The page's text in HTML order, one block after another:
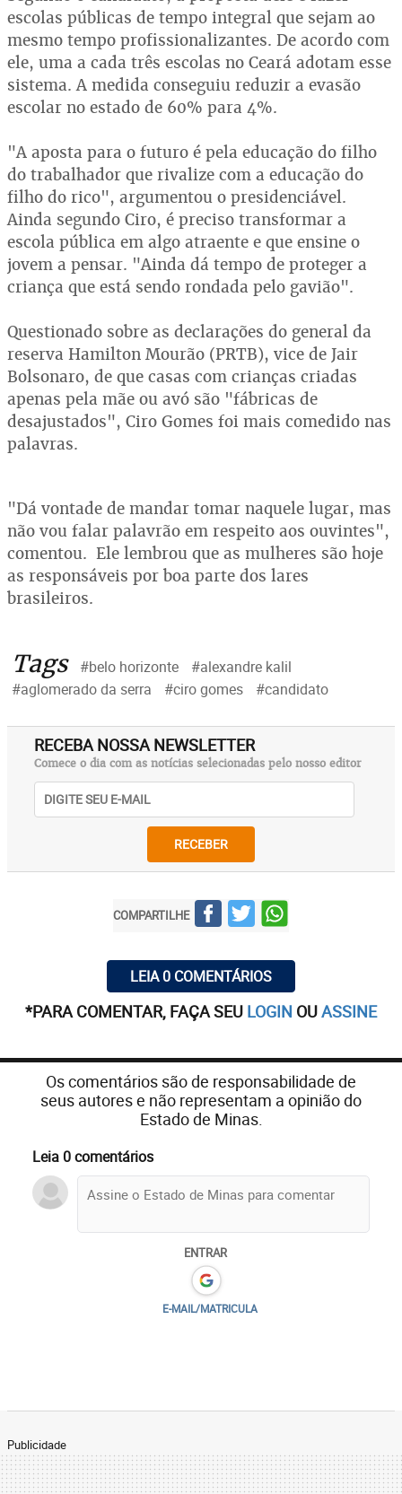
escolas públicas de tempo integral que sejam ao
mesmo tempo profissionalizantes. De acordo com
ele, uma a cada três escolas no Ceará adotam esse
sistema. A medida conseguiu reduzir a evasão
escolar no estado de 60% para 4%.
"A aposta para o futuro é pela educação do filho
do trabalhador que rivalize com a educação do
filho do rico", argumentou o presidenciável.
Ainda segundo Ciro, é preciso transformar a
escola pública em algo atraente e que ensine o
jovem a pensar. "Ainda dá tempo de proteger a
criança que está sendo rondada pelo gavião".
Questionado sobre as declarações do general da
reserva Hamilton Mourão (PRTB), vice de Jair
Bolsonaro, de que casas com crianças criadas
apenas pela mãe ou avó são "fábricas de
desajustados", Ciro Gomes foi mais comedido nas
palavras.
"Dá vontade de mandar tomar naquele lugar, mas
não vou falar palavrão em respeito aos ouvintes",
comentou. Ele lembrou que as mulheres são hoje
as responsáveis por boa parte dos lares
brasileiros.
Tags #belo horizonte
#alexandre kalil
#aglomerado da serra
#ciro gomes #candidato
RECEBA NOSSA NEWSLETTER
Comece o dia com as notícias selecionadas pelo nosso editor
RECEBER
COMPARTILHE
LEIA 0 COMENTÁRIOS
*PARA COMENTAR, FAÇA SEU LOGIN OUASSINE
Os comentários são de responsabilidade de
seus autores e não representam a opinião do
Estado de Minas.
Leia 0 comentários
ENTRAR
E-MAIL/MATRICULA
Publicidade